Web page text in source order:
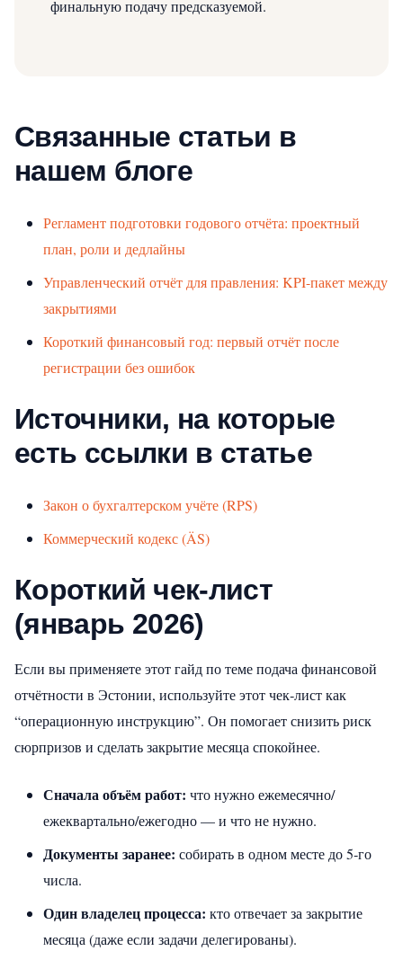
финальную подачу предсказуемой.
Связанные статьи в
нашем блоге
Регламент подготовки годового отчёта: проектный
план, роли и дедлайны
Управленческий отчёт для правления: KPI-пакет между
закрытиями
Короткий финансовый год: первый отчёт после
регистрации без ошибок
Источники, на которые
есть ссылки в статье
Закон о бухгалтерском учёте (RPS)
Коммерческий кодекс (ÄS)
Короткий чек‑лист
(январь 2026)
Если вы применяете этот гайд по теме подача финансовой
отчётности в Эстонии, используйте этот чек‑лист как
“операционную инструкцию”. Он помогает снизить риск
сюрпризов и сделать закрытие месяца спокойнее.
Сначала объём работ: что нужно ежемесячно/
ежеквартально/ежегодно — и что не нужно.
Документы заранее: собирать в одном месте до 5‑го
числа.
Один владелец процесса: кто отвечает за закрытие
месяца (даже если задачи делегированы).